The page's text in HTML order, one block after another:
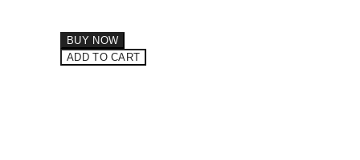
BUY NOW
ADD TO CART